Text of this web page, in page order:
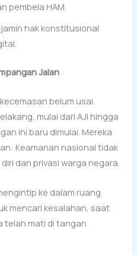
pembela HAM.
hak konstitusional
Jalan
belum usai.
mulai dari AJI hingga
ini baru dimulai. Mereka
Keamanan nasional tidak
dan privasi warga negara.
ke dalam ruang
mencari kesalahan, saat
telah mati di tangan